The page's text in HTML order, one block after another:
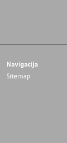
Navigacija
Sitemap